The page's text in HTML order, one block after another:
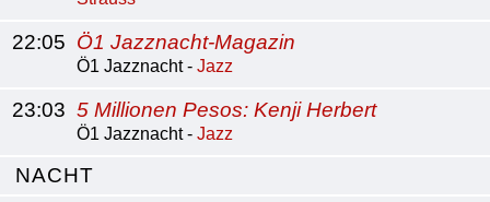
22:05 Ö1 Jazznacht-Magazin
Ö1 Jazznacht - Jazz
23:03 5 Millionen Pesos: Kenji Herbert
Ö1 Jazznacht - Jazz
NACHT